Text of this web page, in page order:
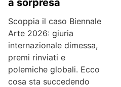
Scoppia il caso Biennale
Arte 2026: giuria
internazionale dimessa,
premi rinviati e
polemiche globali. Ecco
cosa sta succedendo